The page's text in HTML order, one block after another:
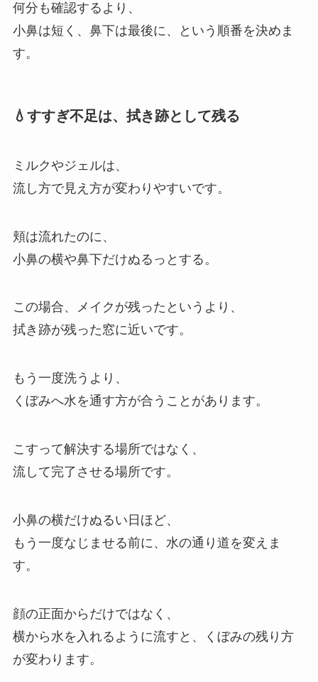
何分も確認するより、
小鼻は短く、鼻下は最後に、という順番を決めま
す。
💧すすぎ不足は、拭き跡として残る
ミルクやジェルは、
流し方で見え方が変わりやすいです。
頬は流れたのに、
小鼻の横や鼻下だけぬるっとする。
この場合、メイクが残ったというより、
拭き跡が残った窓に近いです。
もう一度洗うより、
くぼみへ水を通す方が合うことがあります。
こすって解決する場所ではなく、
流して完了させる場所です。
小鼻の横だけぬるい日ほど、
もう一度なじませる前に、水の通り道を変えま
す。
顔の正面からだけではなく、
横から水を入れるように流すと、くぼみの残り方
が変わります。